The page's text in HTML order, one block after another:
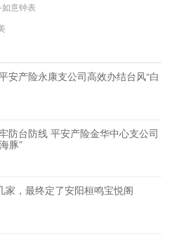
意钟表
安产险永康支公司高效办结台风“白
防台防线 平安产险金华中心支公司
豚”
家，最终定了安阳桓鸣宝悦阁